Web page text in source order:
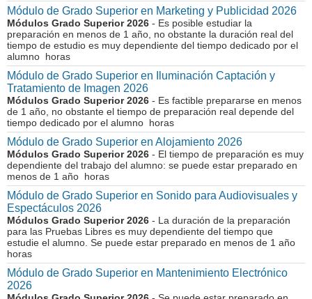
Módulo de Grado Superior en Marketing y Publicidad 2026
Módulos Grado Superior 2026 - Es posible estudiar la
preparación en menos de 1 año, no obstante la duración real del
tiempo de estudio es muy dependiente del tiempo dedicado por el
alumno horas
Módulo de Grado Superior en Iluminación Captación y
Tratamiento de Imagen 2026
Módulos Grado Superior 2026 - Es factible prepararse en menos
de 1 año, no obstante el tiempo de preparación real depende del
tiempo dedicado por el alumno horas
Módulo de Grado Superior en Alojamiento 2026
Módulos Grado Superior 2026 - El tiempo de preparación es muy
dependiente del trabajo del alumno: se puede estar preparado en
menos de 1 año horas
Módulo de Grado Superior en Sonido para Audiovisuales y
Espectáculos 2026
Módulos Grado Superior 2026 - La duración de la preparación
para las Pruebas Libres es muy dependiente del tiempo que
estudie el alumno. Se puede estar preparado en menos de 1 año
horas
Módulo de Grado Superior en Mantenimiento Electrónico
2026